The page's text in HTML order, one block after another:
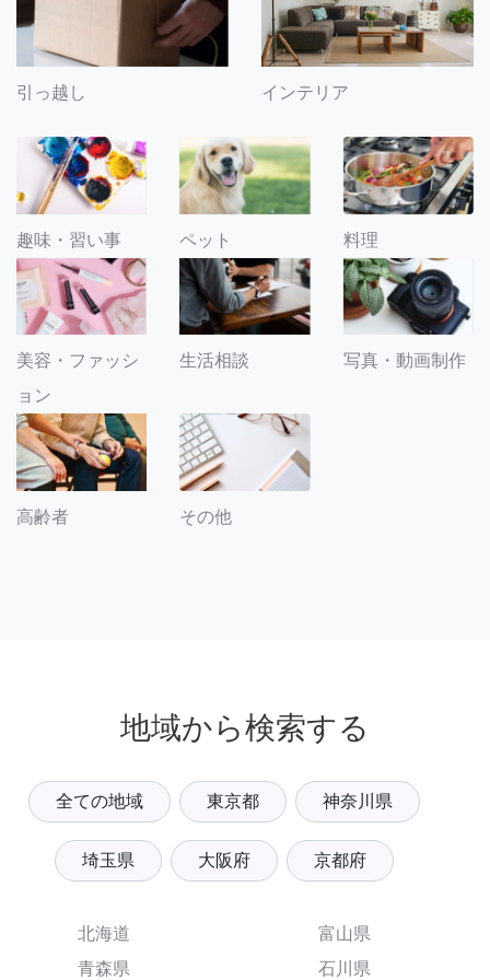
引っ越し インテリア
趣味・習い事 ペット 料理
美容・ファッシ
ョン
生活相談 写真・動画制作
高齢者 その他
地域から検索する
全ての地域 東京都 神奈川県
埼玉県 大阪府 京都府
北海道
青森県
富山県
石川県